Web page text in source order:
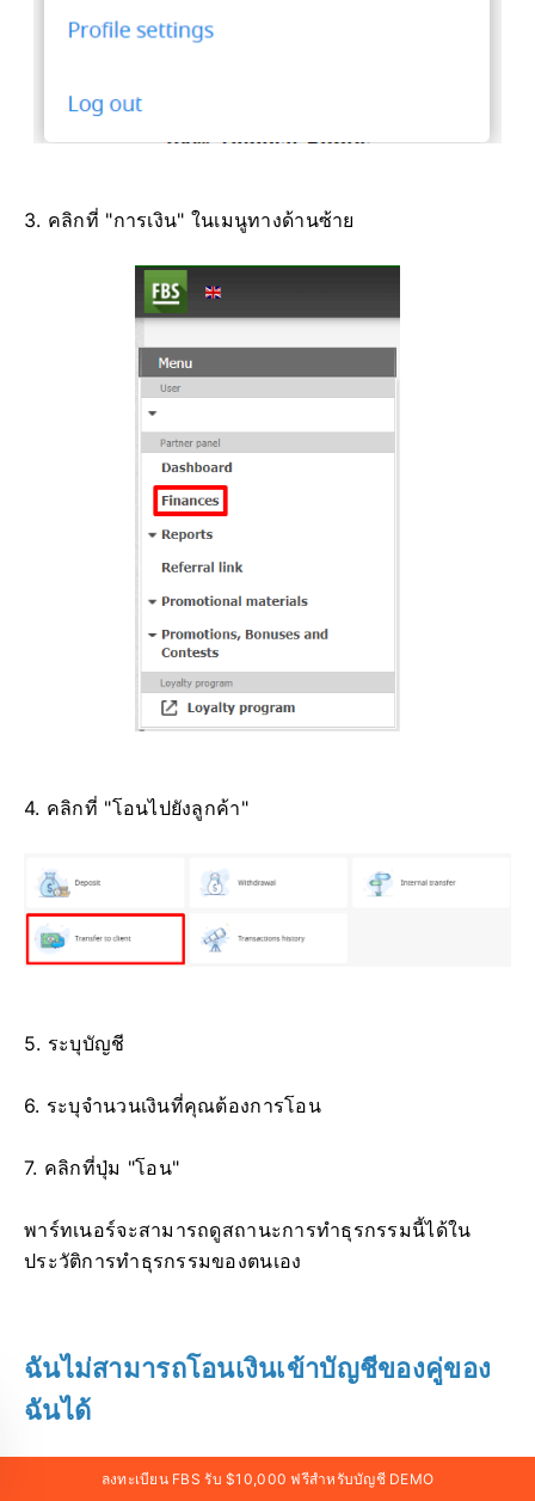
3. คลิกที่ "การเงิน" ในเมนูทางด้านซ้าย
4. คลิกที่ "โอนไปยังลูกค้า"
5. ระบุบัญชี
6. ระบุจำนวนเงินที่คุณต้องการโอน
7. คลิกที่ปุ่ม "โอน"
พาร์ทเนอร์จะสามารถดูสถานะการทำธุรกรรมนี้ได้ใน
ประวัติการทำธุรกรรมของตนเอง
ฉันไม่สามารถโอนเงินเข้าบัญชีของคู่ของ
ฉันได้
โปรดทราบว่า ลูกค้าสามารถโอนเงินไปยังบัญชีของคู่ค้า
ลงทะเบียน FBS รับ $10,000 ฟรีสำหรับบัญชี DEMO